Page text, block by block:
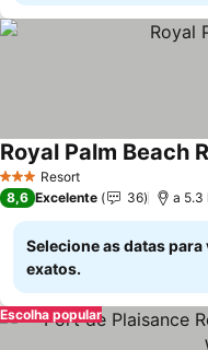
3 EstrelasResort
Royal Palm Beach
8,6 Excelente 36 a 5.3
Selecione as datas
exatos.
Escolha popular